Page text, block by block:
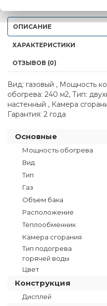
ОПИСАНИЕ
ХАРАКТЕРИСТИКИ
ОТЗЫВОВ (0)
Вид: газовый , Мощность
обогрева: 240 м2, Тип:
настенный , Камера
Гарантия: 2 года
Основные
Мощность обогрева
Вид
Тип
Газ
Объем бака
Расположение
Теплообменник
Камера сгорания
Тип подогрева
горячей воды
Цвет
Конструкция
Дисплей